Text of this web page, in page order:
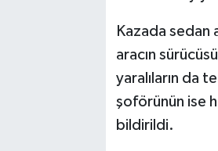
Kazada sedan
aracın
yaralıların da
şoförünün ise
bildirildi.